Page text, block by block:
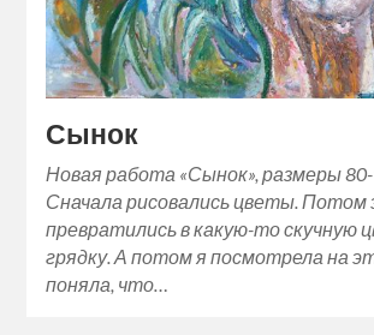
Сынок
Новая работа «Сынок», размеры 80-
Сначала рисовались цветы.
превратились в какую-то скучную
грядку. А потом я посмотрела на
поняла, что…